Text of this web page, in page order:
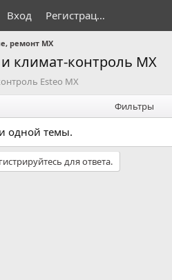
Вход Регистрация
ремонт MX
климат-контроль MX
Esteo MX
Фильтры
одной темы.
для ответа.